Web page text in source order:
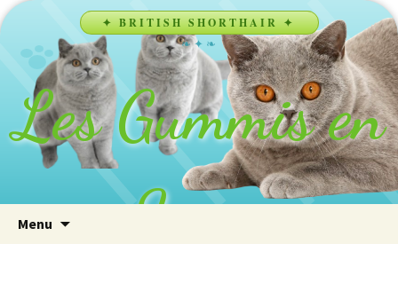
✦ BRITISH SHORTHAIR ✦
❧ ✦ ❧
Les Gummis en
Sucre
Menu